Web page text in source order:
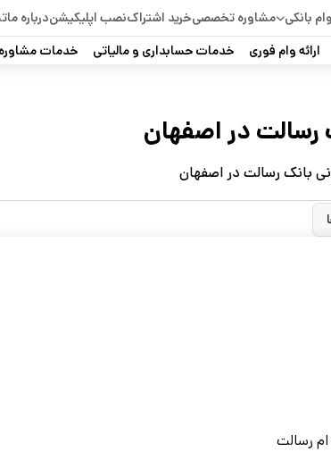
وام بانکی مشاوره تخصصیخرید اشتراکنصب اپلیکیشندرباره ما
ارائه وام فوری خدمات حسابداری و مالیاتی خدمات مشاوره
رسالت